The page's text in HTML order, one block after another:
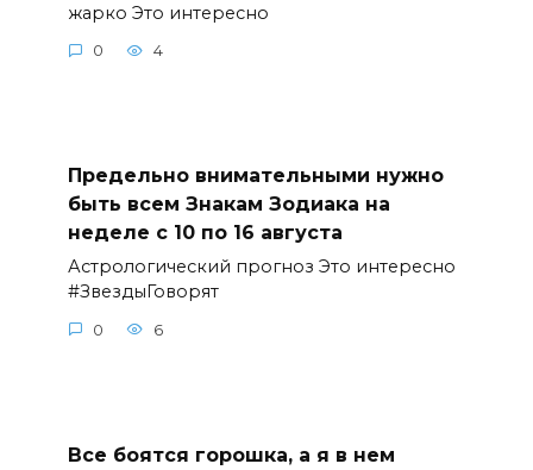
жарко Это интересно
0 4
Предельно внимательными нужно
быть всем Знакам Зодиака на
неделе с 10 по 16 августа
Астрологический прогноз Это интересно
#ЗвездыГоворят
0 6
Все боятся горошка, а я в нем